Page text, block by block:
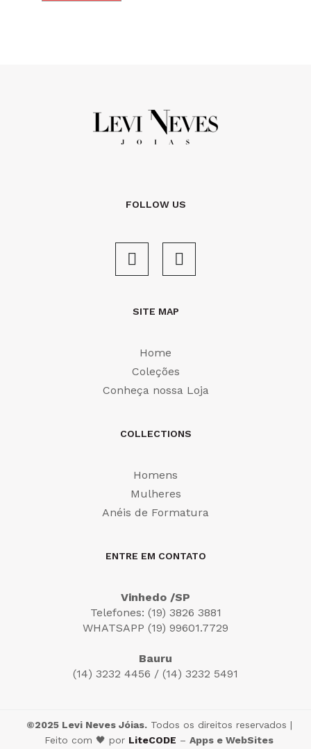
FOLLOW US
SITE MAP
Home
Coleções
Conheça nossa Loja
COLLECTIONS
Homens
Mulheres
Anéis de Formatura
ENTRE EM CONTATO
Vinhedo /SP
Telefones: (19) 3826 3881
WHATSAPP (19) 99601.7729
Bauru
(14) 3232 4456 / (14) 3232 5491
©2025 Levi Neves Jóias.Todos os direitos reservados |
Feito com 🖤 por LiteCODE – Apps e WebSites